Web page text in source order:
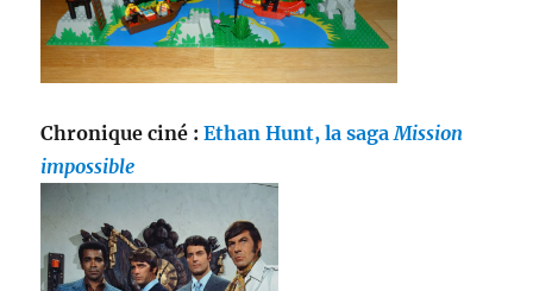
Chronique ciné :Ethan Hunt, la saga Mission
impossible